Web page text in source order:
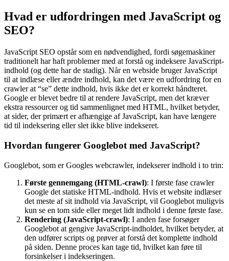
Hvad er udfordringen med JavaScript og
SEO?
JavaScript SEO opstår som en nødvendighed, fordi søgemaskiner
traditionelt har haft problemer med at forstå og indeksere JavaScript-
indhold (og dette har de stadig). Når en webside bruger JavaScript
til at indlæse eller ændre indhold, kan det være en udfordring for en
crawler at “se” dette indhold, hvis ikke det er korrekt håndteret.
Google er blevet bedre til at rendere JavaScript, men det kræver
ekstra ressourcer og tid sammenlignet med HTML, hvilket betyder,
at sider, der primært er afhængige af JavaScript, kan have længere
tid til indeksering eller slet ikke blive indekseret.
Hvordan fungerer Googlebot med JavaScript?
Googlebot, som er Googles webcrawler, indekserer indhold i to trin:
Første gennemgang (HTML-crawl): I første fase crawler
Google det statiske HTML-indhold. Hvis et website indlæser
det meste af sit indhold via JavaScript, vil Googlebot muligvis
kun se en tom side eller meget lidt indhold i denne første fase.
Rendering (JavaScript-crawl): I anden fase forsøger
Googlebot at gengive JavaScript-indholdet, hvilket betyder, at
den udfører scripts og prøver at forstå det komplette indhold
på siden. Denne proces kan tage tid, hvilket kan føre til
forsinkelser i indekseringen.